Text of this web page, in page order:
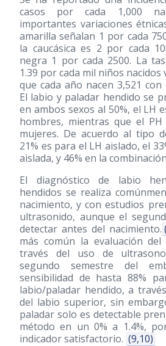
casos por cada 1,000
importantes variaciones
amarilla señalan 1 por cada
la caucásica es 2 por cada
negra 1 por cada 2500. La
1.39 por cada mil niños nacidos
que cada año nacen 3,521
El labio y paladar hendido se
en ambos sexos al 50%, el LH
hombres, mientras que el
mujeres. De acuerdo al tipo
21% es para el LH aislado, el
aislada, y 46% en la
El diagnóstico de labio
hendidos se realiza
nacimiento, y con estudios
ultrasonido, aunque el
detectar antes del nacimiento.
más común la evaluación
través del uso de
segundo semestre del
sensibilidad de hasta 88%
labio/paladar hendido, a
del labio superior, sin
paladar solo es detectable
método en un 0% a 1.4%,
indicador satisfactorio. (9,10)